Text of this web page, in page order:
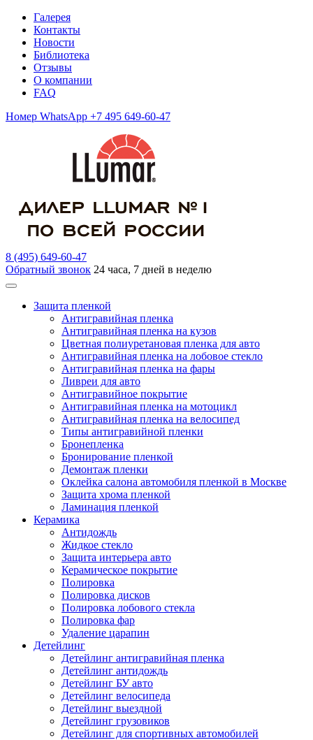
Галерея
Контакты
Новости
Библиотека
Отзывы
О компании
FAQ
Номер WhatsApp +7 495 649-60-47
8 (495) 649-60-47
Обратный звонок 24 часа, 7 дней в неделю
Защита пленкой
Антигравийная пленка
Антигравийная пленка на кузов
Цветная полиуретановая пленка для авто
Антигравийная пленка на лобовое стекло
Антигравийная пленка на фары
Ливреи для авто
Антигравийное покрытие
Антигравийная пленка на мотоцикл
Антигравийная пленка на велосипед
Типы антигравийной пленки
Бронепленка
Бронирование пленкой
Демонтаж пленки
Оклейка салона автомобиля пленкой в Москве
Защита хрома пленкой
Ламинация пленкой
Керамика
Антидождь
Жидкое стекло
Защита интерьера авто
Керамическое покрытие
Полировка
Полировка дисков
Полировка лобового стекла
Полировка фар
Удаление царапин
Детейлинг
Детейлинг антигравийная пленка
Детейлинг антидождь
Детейлинг БУ авто
Детейлинг велосипеда
Детейлинг выездной
Детейлинг грузовиков
Детейлинг для спортивных автомобилей